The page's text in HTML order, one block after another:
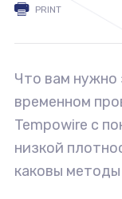
PRINT
Что вам нужно
временном
Tempowire с
низкой
каковы